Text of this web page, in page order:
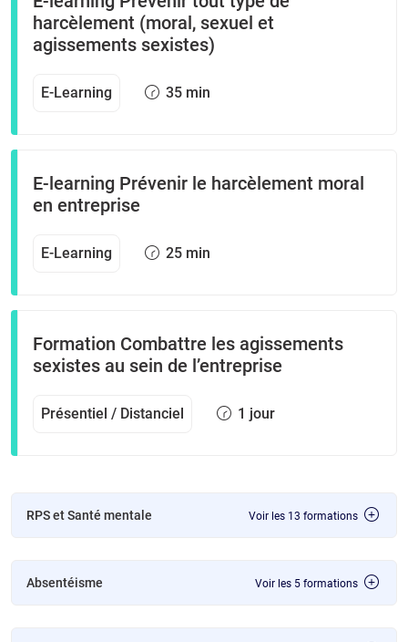
harcèlement (moral, sexuel et
agissements sexistes)
E-Learning 35 min
E-learning Prévenir le harcèlement moral
en entreprise
E-Learning 25 min
Formation Combattre les agissements
sexistes au sein de l’entreprise
Présentiel / Distanciel 1 jour
RPS et Santé mentale Voir les 13 formations
Absentéisme Voir les 5 formations